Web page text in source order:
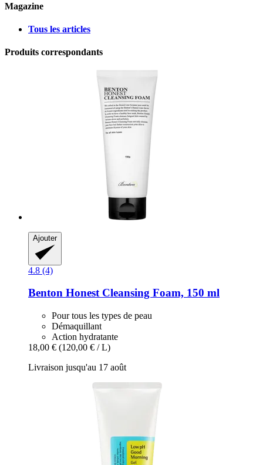
Magazine
Tous les articles
Produits correspondants
Ajouter
4.8 (4)
Benton Honest Cleansing Foam, 150 ml
Pour tous les types de peau
Démaquillant
Action hydratante
18,00 € (120,00 € / L)
Livraison jusqu'au 17 août